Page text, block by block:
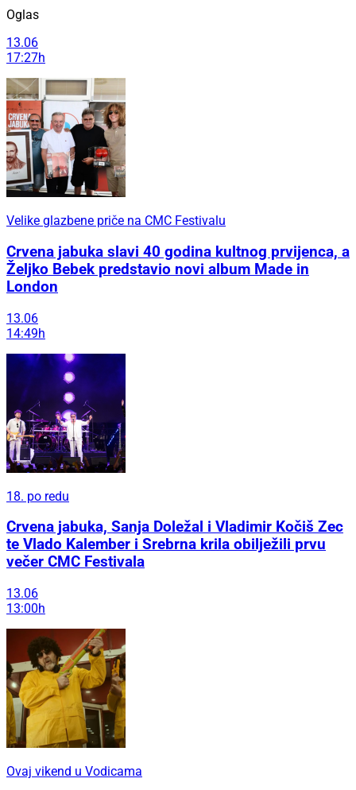
Oglas
13.06
17:27h
Velike glazbene priče na CMC Festivalu
Crvena jabuka slavi 40 godina kultnog prvijenca, a
Željko Bebek predstavio novi album Made in
London
13.06
14:49h
18. po redu
Crvena jabuka, Sanja Doležal i Vladimir Kočiš Zec
te Vlado Kalember i Srebrna krila obilježili prvu
večer CMC Festivala
13.06
13:00h
Ovaj vikend u Vodicama